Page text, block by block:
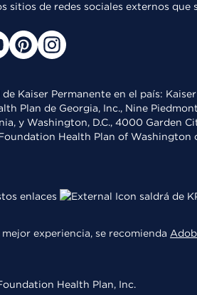
sitios de redes sociales externos
de Kaiser Permanente en el país:
Plan de Georgia, Inc., Nine
y Washington, D.C., 4000 Garden
Health Plan of
enlaces saldrá de
experiencia, se recomienda
Health Plan, Inc.